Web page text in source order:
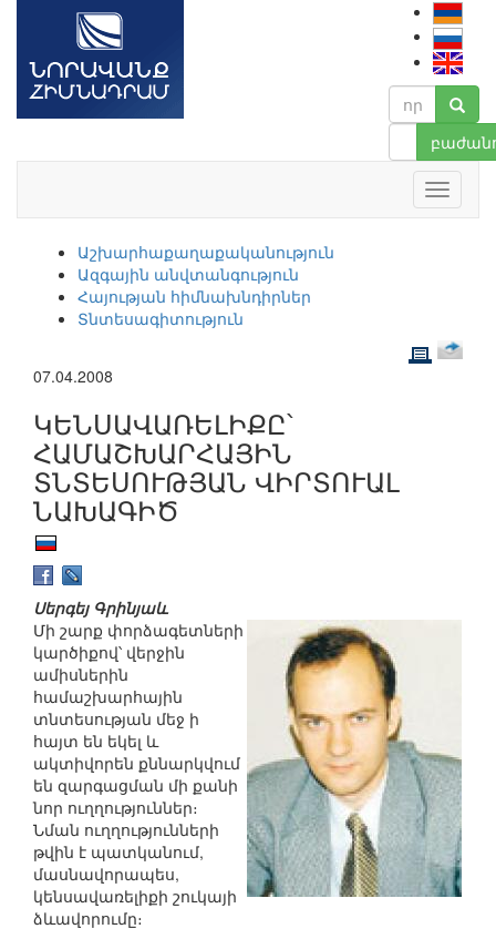
Աշխարհաքաղաքականություն
Ազգային անվտանգություն
Հայության հիմնախնդիրներ
Տնտեսագիտություն
07.04.2008
ԿԵՆՍԱՎԱՌԵԼԻՔԸ՝
ՀԱՄԱՇԽԱՐՀԱՅԻՆ
ՏՆՏԵՍՈՒԹՅԱՆ ՎԻՐՏՈՒԱԼ
ՆԱԽԱԳԻԾ
Սերգեյ Գրինյաև
Մի շարք փորձագետների
կարծիքով՝ վերջին
ամիսներին
համաշխարհային
տնտեսության մեջ ի
հայտ են եկել և
ակտիվորեն քննարկվում
են զարգացման մի քանի
նոր ուղղություններ։
Նման ուղղությունների
թվին է պատկանում,
մասնավորապես,
կենսավառելիքի շուկայի
ձևավորումը։